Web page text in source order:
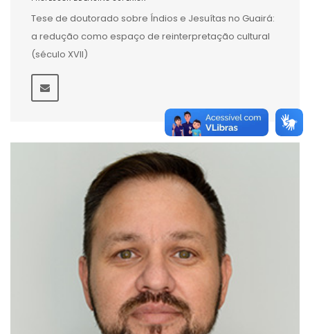
Tese de doutorado sobre Índios e Jesuítas no Guairá:
a redução como espaço de reinterpretação cultural
(século XVII)